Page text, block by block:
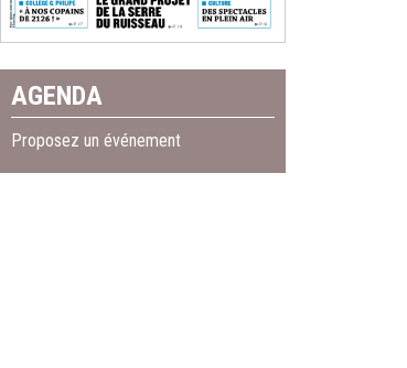
AGENDA
Proposez un événement